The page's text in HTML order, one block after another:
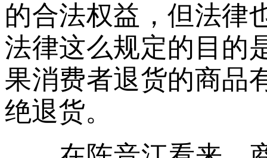
的合法权益，但法律
法律这么规定的目的
果消费者退货的商品
绝退货。